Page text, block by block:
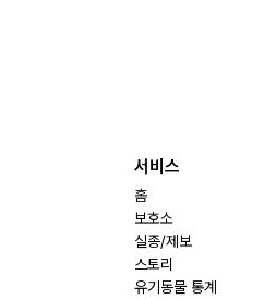
서비스
홈
보호소
실종/제보
스토리
유기동물 통계